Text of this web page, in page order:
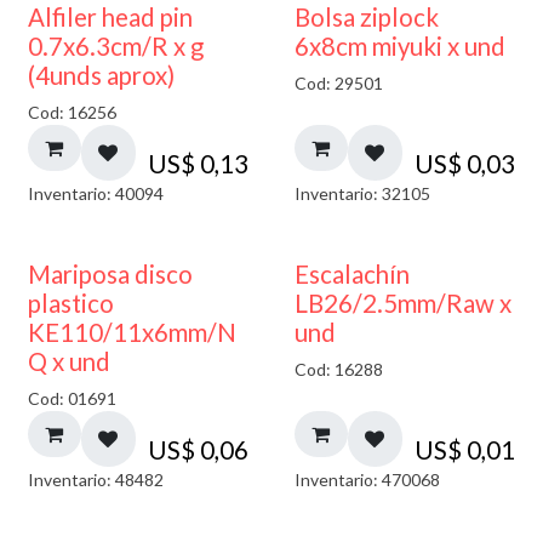
Alfiler head pin
0.7x6.3cm/R x g
(4unds aprox)
Cod: 16256
US$ 0,13
Inventario: 40094
¡NUEVO!
Bolsa ziplock
6x8cm miyuki x und
Cod: 29501
US$ 0,03
Inventario: 32105
Mariposa disco
plastico
KE110/11x6mm/N
Q x und
Cod: 01691
US$ 0,06
Inventario: 48482
Escalachín
LB26/2.5mm/Raw x
und
Cod: 16288
US$ 0,01
Inventario: 470068